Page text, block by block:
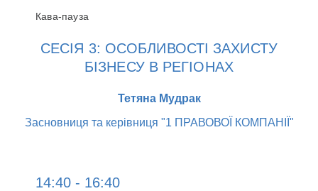
Кава-пауза
СЕСІЯ 3: ОСОБЛИВОСТІ ЗАХИСТУ
БІЗНЕСУ В РЕГІОНАХ
Тетяна Мудрак
Засновниця та керівниця "1 ПРАВОВОЇ КОМПАНІЇ"
14:40 - 16:40